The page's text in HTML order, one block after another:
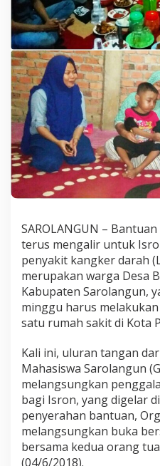
SAROLANGUN –
terus mengalir untuk
penyakit kangker darah
merupakan warga Desa
Kabupaten Sarolangun,
minggu harus
satu rumah sakit di Kota
Kali ini, uluran tangan
Mahasiswa Sarolangun
melangsungkan
bagi Isron, yang digelar
penyerahan bantuan,
melangsungkan buka
bersama kedua orang
(04/6/2018).